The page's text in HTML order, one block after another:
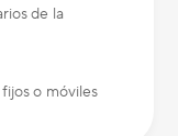
de la
o móviles